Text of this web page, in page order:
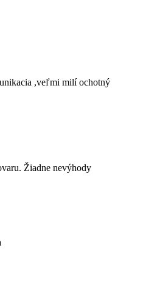
,veľmi milí ochotný
Žiadne nevýhody